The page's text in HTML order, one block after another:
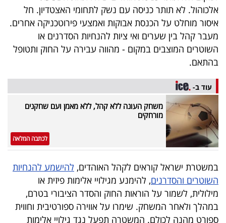
באייס
עקבו
אחרינו:
אלכוהול. לא תותר כניסה עם נשק לתחומי האצטדיון. חל
איסור מוחלט על הכנסת אבוקות ואמצעי פירוטכניקה אחרים.
מעבר קהל בין שערים ואי ציות להנחיות הסדרנים או
השוטרים המוצבים במקום - מהווה עבירה על החוק ותטופל
בהתאם.
עוד ב-
משחק העונה ללא קהל, ללא מאמן ועם שחקנים
מורחקים
לכתבה המלאה
במשטרת ישראל קוראים לקהל האוהדים, להישמע להנחיות
השוטרים והסדרנים, להימנע מגילויי אלימות פיזית או
מילולית, לשמור על הוראות החוק והסדר הציבורי בטרם,
במהלך ולאחר המשחק. שימרו על אווירה ספורטיבית וחווית
ספורט מהנה לכולם. המשטרה תפעל נגד גילויי אלימות